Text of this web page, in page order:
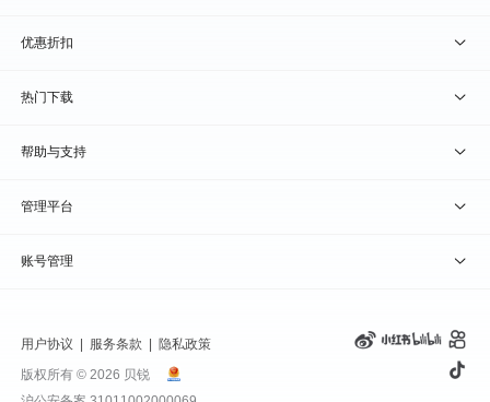
贝锐花生壳 · 动态域名
贝锐洋葱头 · 协作无间
贝锐蒲公英硬件
贝锐花生壳硬件
天猫旗舰店
京东旗舰店
优惠折扣
兑换码通道
教育公益折扣
热门下载
贝锐向日葵客户端
贝锐蒲公英客户端
贝锐花生壳客户端
帮助与支持
我要建议
我要投诉
钻石VIP
管理平台
贝锐向日葵管理
贝锐花生壳管理
账号管理
账号信息
用户协议 | 服务条款 |隐私政策
版权所有 © 2026 贝锐